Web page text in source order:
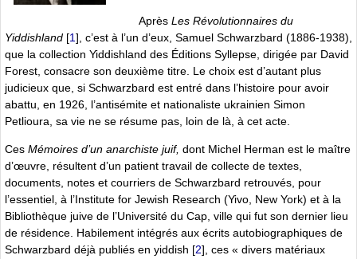
Après Les Révolutionnaires du
Yiddishland [1] , c’est à l’un d’eux, Samuel Schwarzbard (1886-1938),
que la collection Yiddishland des Éditions Syllepse, dirigée par David
Forest, consacre son deuxième titre. Le choix est d’autant plus
judicieux que, si Schwarzbard est entré dans l’histoire pour avoir
abattu, en 1926, l’antisémite et nationaliste ukrainien Simon
Petlioura, sa vie ne se résume pas, loin de là, à cet acte.
Ces Mémoires d’un anarchiste juif, dont Michel Herman est le maître
d’œuvre, résultent d’un patient travail de collecte de textes,
documents, notes et courriers de Schwarzbard retrouvés, pour
l’essentiel, à l’Institute for Jewish Research (Yivo, New York) et à la
Bibliothèque juive de l’Université du Cap, ville qui fut son dernier lieu
de résidence. Habilement intégrés aux écrits autobiographiques de
Schwarzbard déjà publiés en yiddish [2] , ces « divers matériaux